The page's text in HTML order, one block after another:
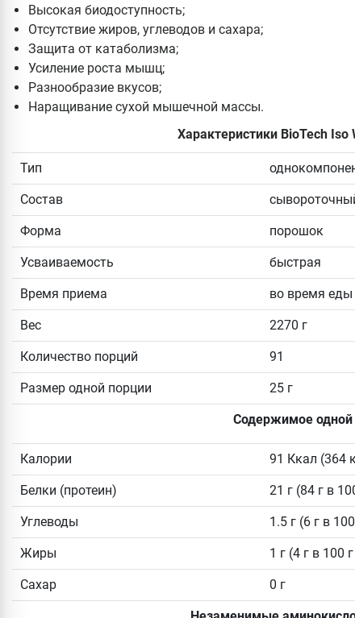
Высокая биодоступность;
Отсутствие жиров, углеводов и сахара;
Защита от катаболизма;
Усиление роста мышц;
Разнообразие вкусов;
Наращивание сухой мышечной массы.
Характеристики BioTech Iso
Тип
Состав
Форма порошок
Усваиваемость быстрая
Время приема во время еды
Вес 2270 г
Количество порций 91
Размер одной порции 25 г
Содержимое одной
Калории 91 Ккал (364
Белки (протеин) 21 г (84 г в
Углеводы 1.5 г (6 г в
Жиры 1 г (4 г в 100
Сахар 0 г